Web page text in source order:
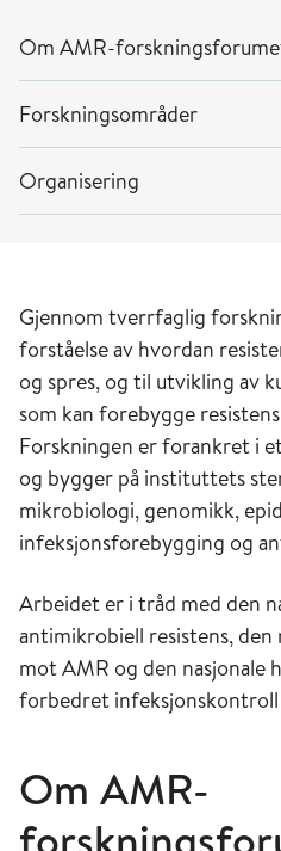
Om AMR-
Forskningsområder
Organisering
Gjennom tverrfaglig
forståelse av hvordan
og spres, og til utvikling av
som kan forebygge
Forskningen er forankret i
og bygger på instituttets
mikrobiologi, genomikk,
infeksjonsforebygging og
Arbeidet er i tråd med den
antimikrobiell resistens, den
mot AMR og den nasjonale
forbedret infeksjonskontroll
Om AMR-